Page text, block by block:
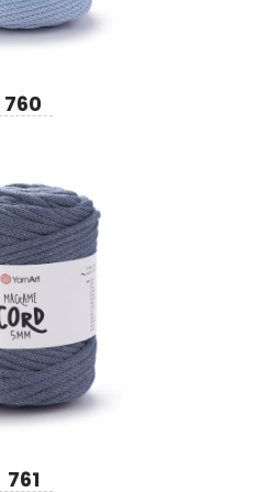
760
761